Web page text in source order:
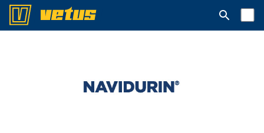
Suchleiste